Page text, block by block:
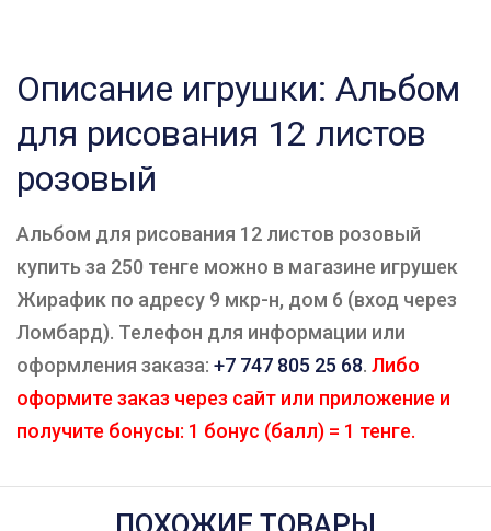
Описание игрушки: Альбом
для рисования 12 листов
розовый
Альбом для рисования 12 листов розовый
купить за 250 тенге можно в магазине игрушек
Жирафик по адресу 9 мкр-н, дом 6 (вход через
Ломбард). Телефон для информации или
оформления заказа: +7 747 805 25 68. Либо
оформите заказ через сайт или приложение и
получите бонусы: 1 бонус (балл) = 1 тенге.
ПОХОЖИЕ ТОВАРЫ